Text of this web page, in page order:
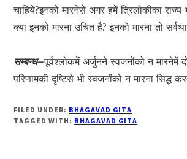
चाहिये?इनको मारनेसे अगर हमें त्रिलोकीका राज्य
क्या इनको मारना उचित है? इनको मारना तो
सम्बन्ध–पूर्वश्लोकमें अर्जुनने स्वजनोंको न मारनेमें
परिणामकी दृष्टिसे भी स्वजनोंको न मारना सिद्ध
FILED UNDER: BHAGAVAD GITA
TAGGED WITH: BHAGAVAD GITA